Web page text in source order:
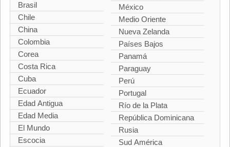
Brasil
Chile
China
Colombia
Corea
Costa Rica
Cuba
Ecuador
Edad Antigua
Edad Media
El Mundo
Escocia
México
Medio Oriente
Nueva Zelanda
Países Bajos
Panamá
Paraguay
Perú
Portugal
Río de la Plata
República Dominicana
Rusia
Sud América